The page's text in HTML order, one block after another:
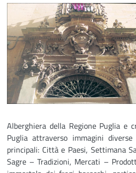
Alberghiera della Regione Puglia e
Puglia attraverso immagini
principali: Città e Paesi, Settimana
Sagre – Tradizioni, Mercati –